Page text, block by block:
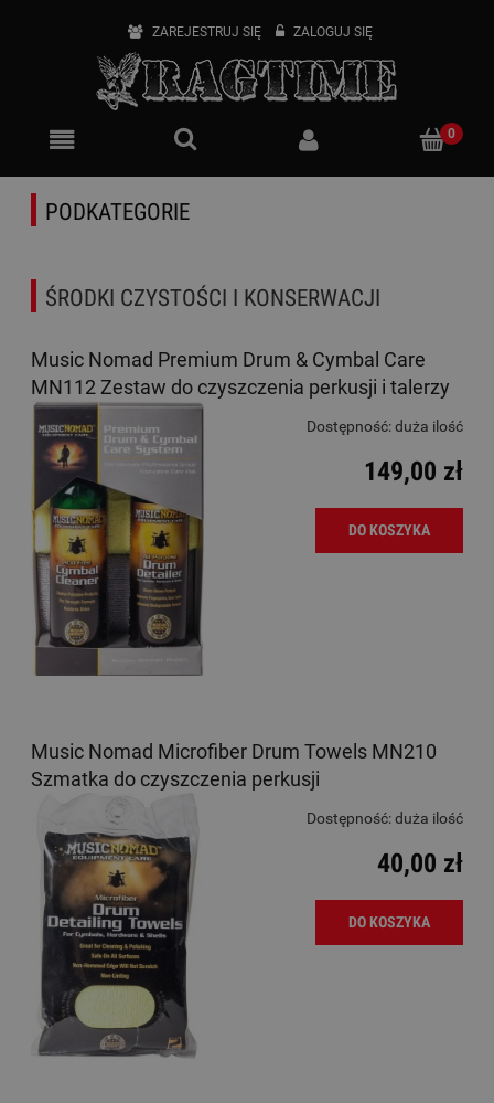
ZAREJESTRUJ SIĘ ZALOGUJ SIĘ
PODKATEGORIE
ŚRODKI CZYSTOŚCI I KONSERWACJI
Music Nomad Premium Drum & Cymbal Care
MN112 Zestaw do czyszczenia perkusji i talerzy
Dostępność:duża ilość
149,00 zł
DO KOSZYKA
Music Nomad Microfiber Drum Towels MN210
Szmatka do czyszczenia perkusji
Dostępność:duża ilość
40,00 zł
DO KOSZYKA